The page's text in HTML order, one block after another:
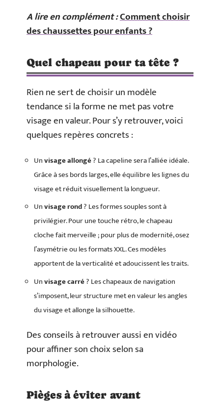
A lire en complément :Comment choisir
des chaussettes pour enfants ?
Quel chapeau pour ta tête ?
Rien ne sert de choisir un modèle
tendance si la forme ne met pas votre
visage en valeur. Pour s’y retrouver, voici
quelques repères concrets :
Unvisage allongé? La capeline sera l’alliée idéale.
Grâce à ses bords larges, elle équilibre les lignes du
visage et réduit visuellement la longueur.
Unvisage rond? Les formes souples sont à
privilégier. Pour une touche rétro, le chapeau
cloche fait merveille ; pour plus de modernité, osez
l’asymétrie ou les formats XXL. Ces modèles
apportent de la verticalité et adoucissent les traits.
Unvisage carré? Les chapeaux de navigation
s’imposent, leur structure met en valeur les angles
du visage et allonge la silhouette.
Des conseils à retrouver aussi en vidéo
pour affiner son choix selon sa
morphologie.
Pièges à éviter avant